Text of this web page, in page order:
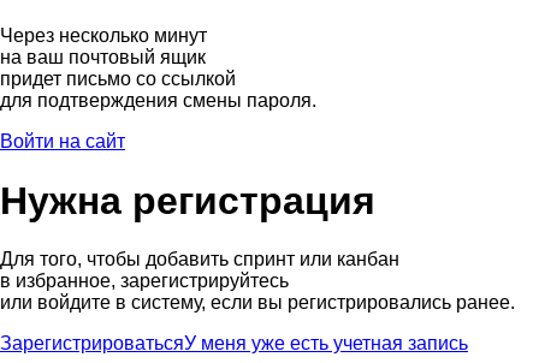
Через несколько минут
на ваш почтовый ящик
придет письмо со ссылкой
для подтверждения смены пароля.
Войти на сайт
Нужна регистрация
Для того, чтобы добавить спринт или канбан
в избранное, зарегистрируйтесь
или войдите в систему, если вы регистрировались ранее.
ЗарегистрироватьсяУ меня уже есть учетная запись